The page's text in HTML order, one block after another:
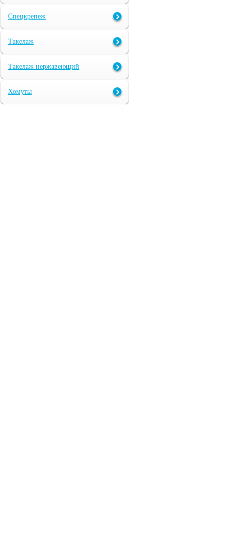
Спецкрепеж
Такелаж
Такелаж нержавеющий
Хомуты